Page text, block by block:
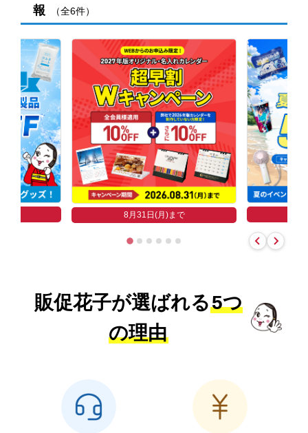
報
（全6件）
8月31日(月)まで
販促花子が選ばれる5つ
の理由